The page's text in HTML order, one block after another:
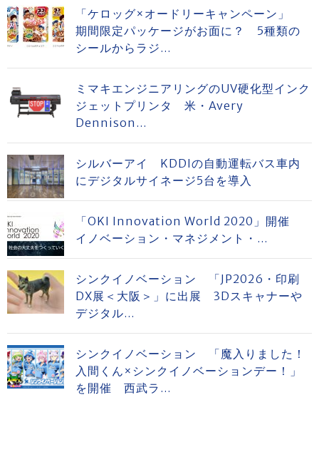
「ケロッグ×オードリーキャンペーン」
期間限定パッケージがお面に？ 5種類の
シールからラジ...
ミマキエンジニアリングのUV硬化型インク
ジェットプリンタ 米・Avery
Dennison...
シルバーアイ KDDIの自動運転バス車内
にデジタルサイネージ5台を導入
「OKI Innovation World 2020」開催
イノベーション・マネジメント・...
シンクイノベーション 「JP2026・印刷
DX展＜大阪＞」に出展 3Dスキャナーや
デジタル...
シンクイノベーション 「魔入りました！
入間くん×シンクイノベーションデー！」
を開催 西武ラ...